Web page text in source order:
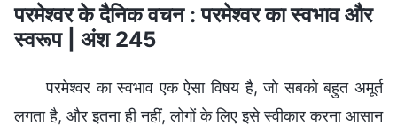
परमेश्वर के दैनिक वचन : परमेश्वर का स्वभाव और
स्वरूप | अंश 245
परमेश्वर का स्वभाव एक ऐसा विषय है, जो सबको बहुत अमूर्त
लगता है, और इतना ही नहीं, लोगों के लिए इसे स्वीकार करना आसान